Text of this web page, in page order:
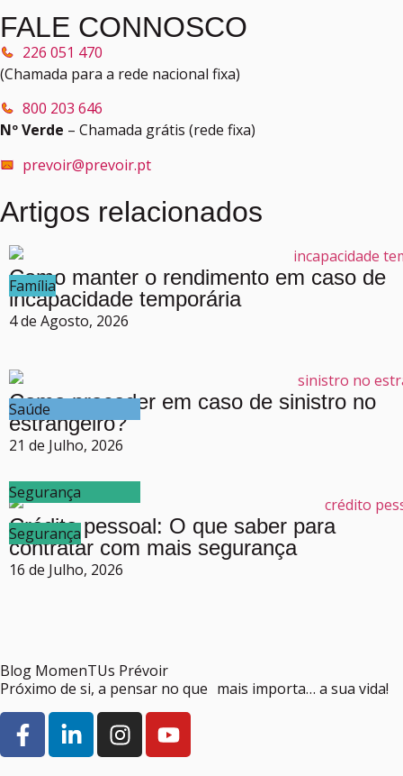
FALE CONNOSCO
226 051 470
(Chamada para a rede nacional fixa)
800 203 646
Nº Verde – Chamada grátis (rede fixa)
prevoir@prevoir.pt
Artigos relacionados
Família
Como manter o rendimento em caso de
incapacidade temporária
4 de Agosto, 2026
Saúde
Segurança
Como proceder em caso de sinistro no
estrangeiro?
21 de Julho, 2026
Segurança
Crédito pessoal: O que saber para
contratar com mais segurança
16 de Julho, 2026
Blog MomenTUs Prévoir
Próximo de si, a pensar no que mais importa… a sua vida!